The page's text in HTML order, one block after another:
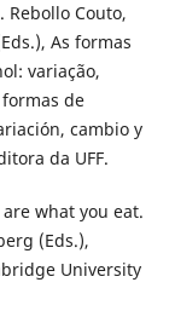
Rebollo Couto,
As formas
variação,
de
cambio y
da UFF.
what you eat.
(Eds.),
University